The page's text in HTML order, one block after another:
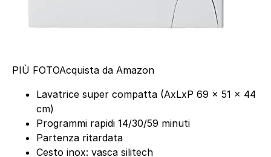
PIÙ FOTOAcquista da Amazon
Lavatrice super compatta (AxLxP 69 x 51 x 44
cm)
Programmi rapidi 14/30/59 minuti
Partenza ritardata
Cesto inox: vasca silitech